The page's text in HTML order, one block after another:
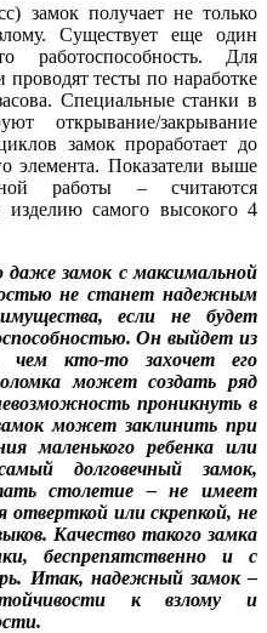
замок получает не только
Существует еще один
Для
проводят тесты по наработке
Специальные станки в
открывание/закрывание
замок проработает до
элемента. Показатели выше
работы – считаются
изделию самого высокого 4
замок с максимальной
не станет надежным
если не будет
Он выйдет из
чем кто-то захочет его
может создать ряд
проникнуть в
может заклинить при
маленького ребенка или
долговечный замок,
столетие – не имеет
отверткой или скрепкой, не
Качество такого замка
беспрепятственно и с
Итак, надежный замок –
к взлому и